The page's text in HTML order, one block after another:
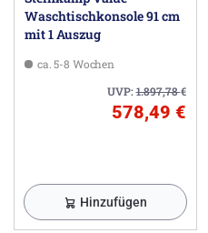
Waschtischkonsole 91 cm
mit 1 Auszug
ca. 5-8 Wochen
UVP:1.897,78€
578,49 €
Hinzufügen